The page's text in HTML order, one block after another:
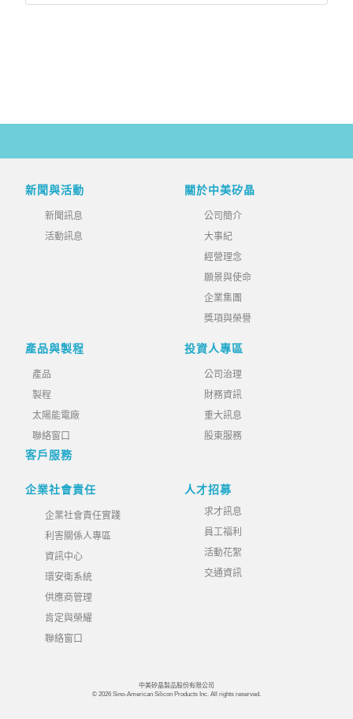
新聞與活動
新聞訊息
活動訊息
關於中美矽晶
公司簡介
大事紀
經營理念
願景與使命
企業集團
獎項與榮譽
產品與製程
產品
製程
太陽能電廠
聯絡窗口
客戶服務
投資人專區
公司治理
財務資訊
重大訊息
股東服務
企業社會責任
企業社會責任實踐
利害關係人專區
資訊中心
環安衛系統
供應商管理
肯定與榮耀
聯絡窗口
人才招募
求才訊息
員工福利
活動花絮
交通資訊
中美矽晶製品股份有限公司
© 2026 Sino-American Silicon Products Inc. All rights reserved.